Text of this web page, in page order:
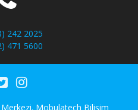
242 2025
471 5600
Mobulatech Bilişim